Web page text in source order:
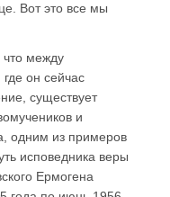
Вот это все мы
что между
он сейчас
существует
и
одним из примеров
исповедника веры
Ермогена